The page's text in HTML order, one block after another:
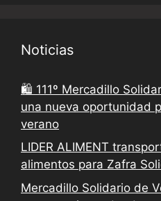
Noticias
🛍️ 111º Mercadillo
una nueva oportunidad
verano
LIDER ALIMENT
alimentos para Zafra
Mercadillo Solidario de